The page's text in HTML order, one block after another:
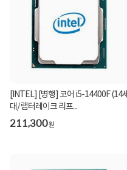
[INTEL] [병행] 코어 i5-14400F (14세
대/ 랩터레이크 리프...
211,300원